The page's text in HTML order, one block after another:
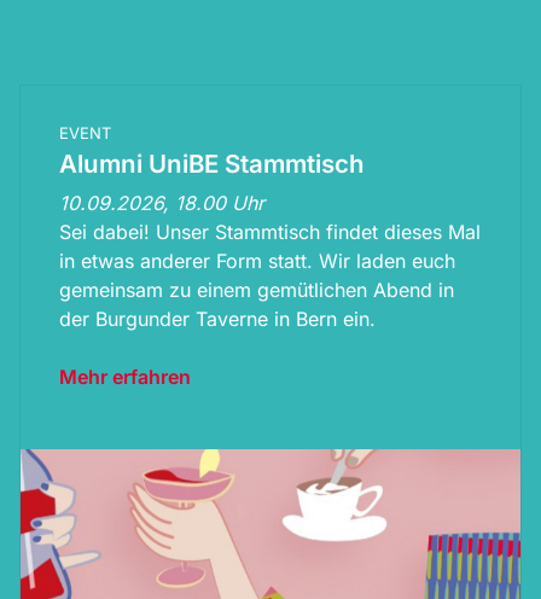
EVENT
Alumni UniBE Stammtisch
10.09.2026, 18.00 Uhr
Sei dabei! Unser Stammtisch findet dieses Mal
in etwas anderer Form statt. Wir laden euch
gemeinsam zu einem gemütlichen Abend in
der Burgunder Taverne in Bern ein.
Mehr erfahren